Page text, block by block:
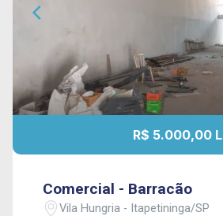
R$ 5.000,00 L
Comercial - Barracão
Vila Hungria - Itapetininga/SP